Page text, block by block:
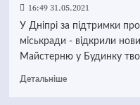
16:49 31.05.2021
У Дніпрі за підтримки
міськради - відкрили
Майстерню у Будинку
Детальніше